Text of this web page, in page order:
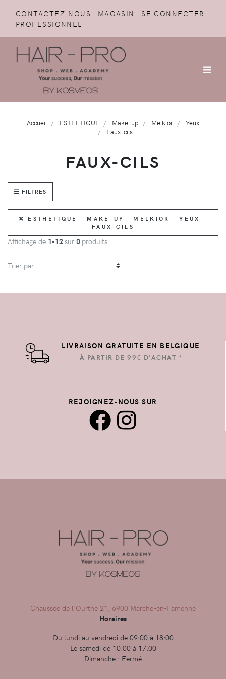
CONTACTEZ-NOUS MAGASIN
SE CONNECTER
PROFESSIONNEL
Accueil ESTHETIQUE Make-up Melkior
Yeux
Faux-cils
FAUX-CILS
FILTRES
ESTHETIQUE - MAKE-UP - MELKIOR - YEUX -
FAUX-CILS
Affichage de 1-12sur 0 produits
Trier par
LIVRAISON GRATUITE EN BELGIQUE
À PARTIR DE 99€ D'ACHAT *
REJOIGNEZ-NOUS SUR
Chaussée de l'Ourthe 21, 6900 Marche-en-Famenne
Horaires
Du lundi au vendredi de 09:00 à 18:00
Le samedi de 10:00 à 17:00
Dimanche : Fermé